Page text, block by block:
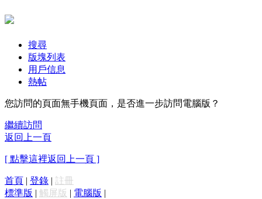
搜尋
版塊列表
用戶信息
熱帖
您訪問的頁面無手機頁面，是否進一步訪問電腦版？
繼續訪問
返回上一頁
[ 點擊這裡返回上一頁 ]
首頁 | 登錄 | 註冊
標準版 | 觸屏版 | 電腦版 |